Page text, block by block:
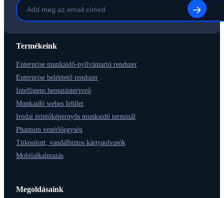
Termékeink
Enterprise munkaidő-nyilvántartó rendszer
Enterprise beléptető rendszer
Intelligens beosztástervező
Munkaidő webes felület
Irodai érintőképernyős munkaidő terminál
Phantom vezérlőegység
Titkosított, vandálbiztos kártyaolvasók
Mobilalkalmazás
Megoldásaink